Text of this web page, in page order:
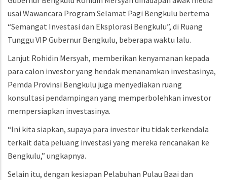
usai Wawancara Program Selamat Pagi Bengkulu bertema
“Semangat Investasi dan Eksplorasi Bengkulu”, di Ruang
Tunggu VIP Gubernur Bengkulu, beberapa waktu lalu.
Lanjut Rohidin Mersyah, memberikan kenyamanan kepada
para calon investor yang hendak menanamkan investasinya,
Pemda Provinsi Bengkulu juga menyediakan ruang
konsultasi pendampingan yang memperbolehkan investor
mempersiapkan investasinya.
“Ini kita siapkan, supaya para investor itu tidak terkendala
terkait data peluang investasi yang mereka rencanakan ke
Bengkulu,” ungkapnya.
Selain itu, dengan kesiapan Pelabuhan Pulau Baai dan